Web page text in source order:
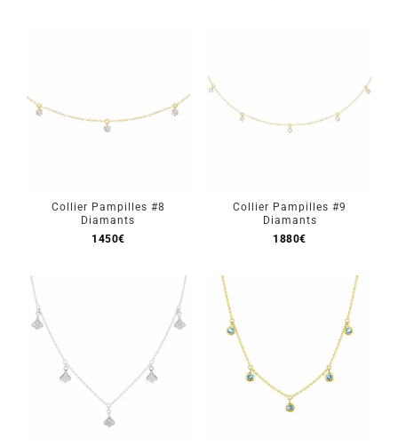
Collier Pampilles #8
Diamants
1450€
Collier Pampilles #9
Diamants
1880€